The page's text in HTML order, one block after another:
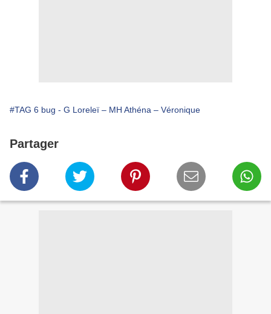
#TAG 6 bug - G Loreleï – MH Athéna – Véronique
Partager